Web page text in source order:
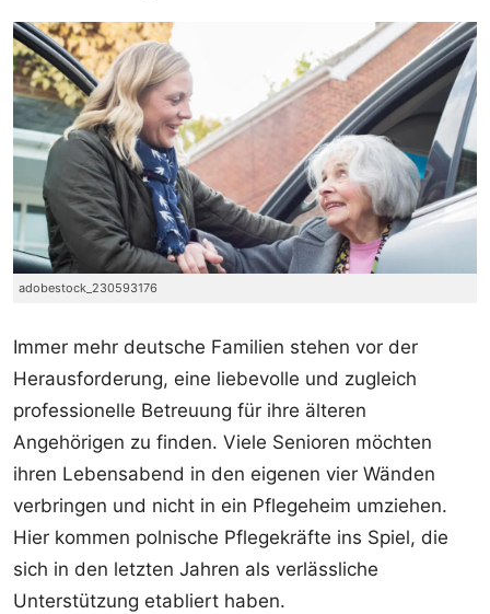
adobestock_230593176
Immer mehr deutsche Familien stehen vor der
Herausforderung, eine liebevolle und zugleich
professionelle Betreuung für ihre älteren
Angehörigen zu finden. Viele Senioren möchten
ihren Lebensabend in den eigenen vier Wänden
verbringen und nicht in ein Pflegeheim umziehen.
Hier kommen polnische Pflegekräfte ins Spiel, die
sich in den letzten Jahren als verlässliche
Unterstützung etabliert haben.